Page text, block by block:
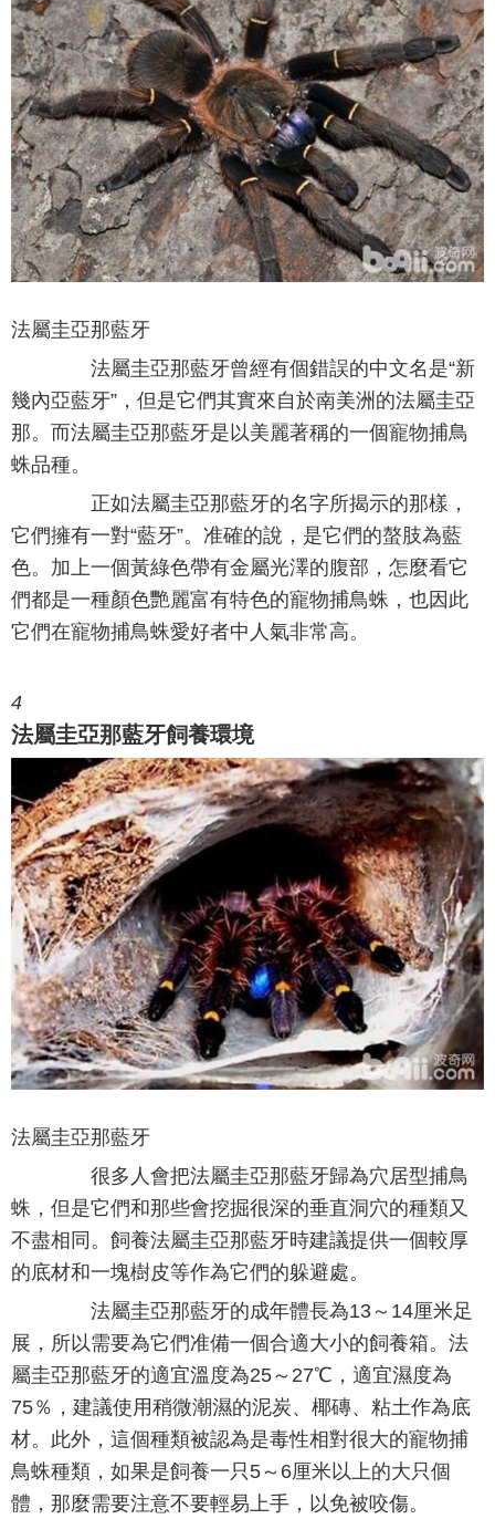
法屬圭亞那藍牙
法屬圭亞那藍牙曾經有個錯誤的中文名是“新
幾內亞藍牙”，但是它們其實來自於南美洲的法屬圭亞
那。而法屬圭亞那藍牙是以美麗著稱的一個寵物捕鳥
蛛品種。
正如法屬圭亞那藍牙的名字所揭示的那樣，
它們擁有一對“藍牙”。准確的說，是它們的螯肢為藍
色。加上一個黃綠色帶有金屬光澤的腹部，怎麼看它
們都是一種顏色艷麗富有特色的寵物捕鳥蛛，也因此
它們在寵物捕鳥蛛愛好者中人氣非常高。
4
法屬圭亞那藍牙飼養環境
法屬圭亞那藍牙
很多人會把法屬圭亞那藍牙歸為穴居型捕鳥
蛛，但是它們和那些會挖掘很深的垂直洞穴的種類又
不盡相同。飼養法屬圭亞那藍牙時建議提供一個較厚
的底材和一塊樹皮等作為它們的躲避處。
法屬圭亞那藍牙的成年體長為13～14厘米足
展，所以需要為它們准備一個合適大小的飼養箱。法
屬圭亞那藍牙的適宜溫度為25～27℃，適宜濕度為
75％，建議使用稍微潮濕的泥炭、椰磚、粘土作為底
材。此外，這個種類被認為是毒性相對很大的寵物捕
鳥蛛種類，如果是飼養一只5～6厘米以上的大只個
體，那麼需要注意不要輕易上手，以免被咬傷。